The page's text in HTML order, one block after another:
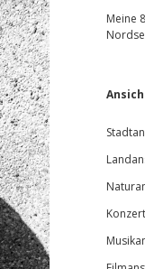
Meine